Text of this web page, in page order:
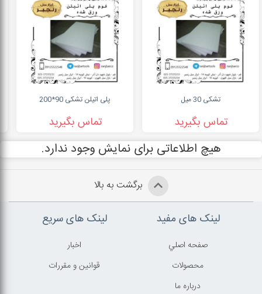
تشکی 30 میل
تماس بگیرید
پلی اتیلن تشکی 90*200
تماس بگیرید
هیچ اطلاعاتی برای نمایش وجود ندارد.
برگشت به بالا
لینک های مفید
صفحه اصلي
محصولات
درباره ما
لینک های سریع
اخبار
قوانين و مقررات